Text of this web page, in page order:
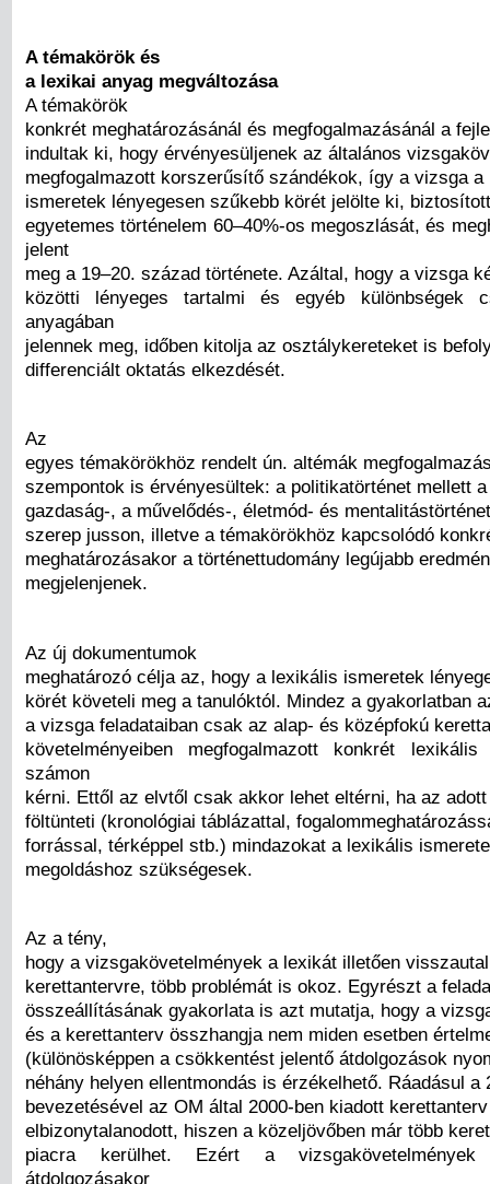
A témakörök és
a lexikai anyag megváltozása
A témakörök
konkrét meghatározásánál és megfogalmazásánál a
indultak ki, hogy érvényesüljenek az általános
megfogalmazott korszerűsítő szándékok, így a vizsga a
ismeretek lényegesen szűkebb körét jelölte ki,
egyetemes történelem 60–40%-os megoszlását, és
jelent
meg a 19–20. század története. Azáltal, hogy a vizsga
közötti lényeges tartalmi és egyéb
anyagában
jelennek meg, időben kitolja az osztálykereteket is
differenciált oktatás elkezdését.
Az
egyes témakörökhöz rendelt ún. altémák
szempontok is érvényesültek: a politikatörténet mellett
gazdaság-, a művelődés-, életmód- és
szerep jusson, illetve a témakörökhöz kapcsolódó
meghatározásakor a történettudomány legújabb
megjelenjenek.
Az új dokumentumok
meghatározó célja az, hogy a lexikális ismeretek
körét követeli meg a tanulóktól. Mindez a gyakorlatban
a vizsga feladataiban csak az alap- és középfokú
követelményeiben megfogalmazott konkrét
számon
kérni. Ettől az elvtől csak akkor lehet eltérni, ha az
föltünteti (kronológiai táblázattal,
forrással, térképpel stb.) mindazokat a lexikális
megoldáshoz szükségesek.
Az a tény,
hogy a vizsgakövetelmények a lexikát illetően
kerettantervre, több problémát is okoz. Egyrészt a
összeállításának gyakorlata is azt mutatja, hogy a
és a kerettanterv összhangja nem miden esetben
(különösképpen a csökkentést jelentő átdolgozások
néhány helyen ellentmondás is érzékelhető. Ráadásul a
bevezetésével az OM által 2000-ben kiadott
elbizonytalanodott, hiszen a közeljövőben már több
piacra kerülhet. Ezért a
átdolgozásakor